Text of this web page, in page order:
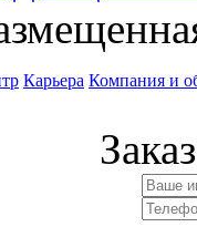
Карьера Компания и